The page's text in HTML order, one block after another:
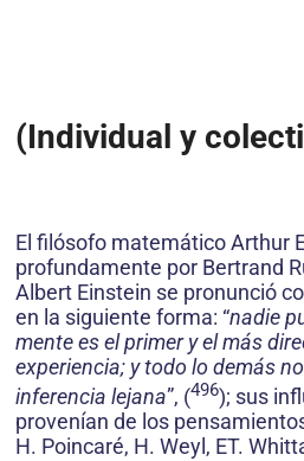
(Individual y
El filósofo matemático Arthur
profundamente por Bertrand
Albert Einstein se pronunció
en la siguiente forma: “nadie
mente es el primer y el más
expe­riencia; y todo lo demás
inferencia lejana”, (496); sus
provenían de los
H. Poincaré, H. Weyl, ET.